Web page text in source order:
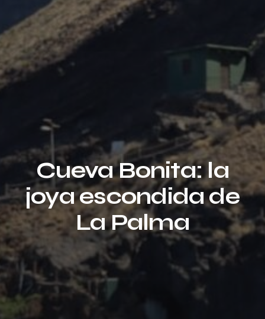
Cueva Bonita: la
joya escondida de
La Palma